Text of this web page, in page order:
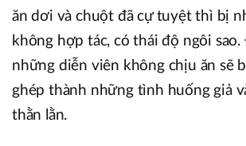
ăn dơi và chuột đã cự tuyệt thì bị
không hợp tác, có thái độ ngôi
những diễn viên không chịu ăn sẽ
ghép thành những tình huống giả
thằn lằn.